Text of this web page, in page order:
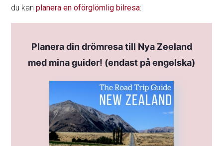
du kanplanera en oförglömlig bilresa:
Planera din drömresa till Nya Zeeland
med mina guider! (endast på engelska)